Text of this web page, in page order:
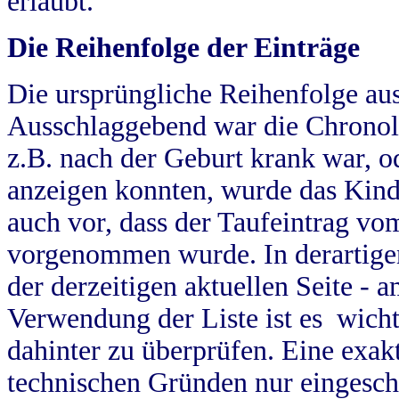
Die Reihenfolge der Einträge
Die ursprüngliche Reihenfolge
Ausschlaggebend war die
z.B. nach der Geburt krank war,
anzeigen konnten, wurde das
auch vor, dass der Taufeintrag
vorgenommen wurde. In
der derzeitigen aktuellen Seite -
Verwendung der Liste ist es
dahinter zu überprüfen. Eine
technischen Gründen nur